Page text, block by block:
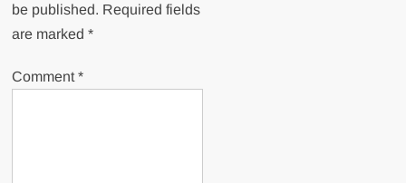
be published. Required fields
are marked*
Comment*